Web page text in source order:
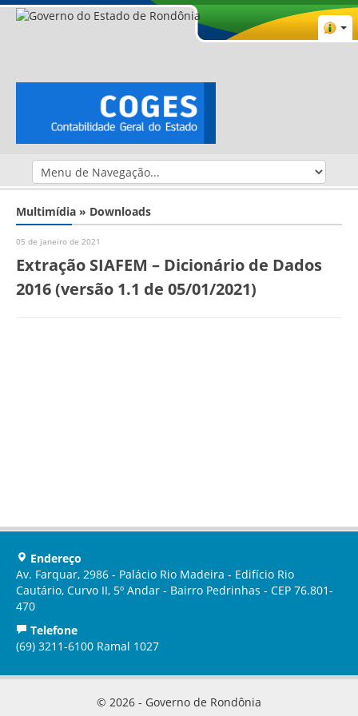
Multimídia » Downloads
05 de janeiro de 2021
Extração SIAFEM – Dicionário de Dados
2016 (versão 1.1 de 05/01/2021)
Endereço
Av. Farquar, 2986 - Palácio Rio Madeira - Edifício Rio
Cautário, Curvo II, 5º Andar - Bairro Pedrinhas - CEP 76.801-
470
Telefone
(69) 3211-6100 Ramal 1027
© 2026 - Governo de Rondônia